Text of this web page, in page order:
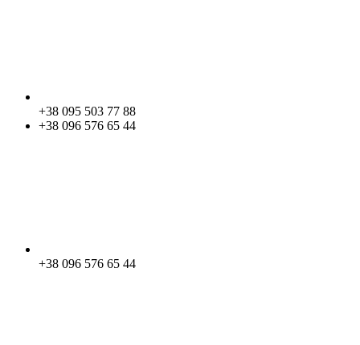
+38 095 503 77 88
+38 096 576 65 44
+38 096 576 65 44